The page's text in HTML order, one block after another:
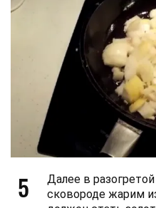
5
Далее в
сковороде жарим